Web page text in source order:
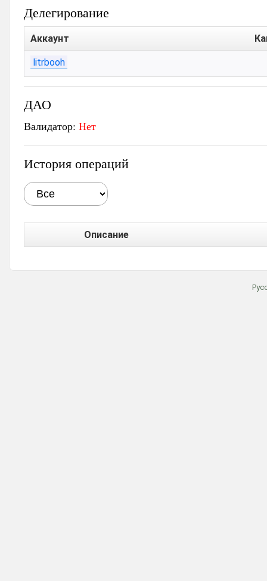
Делегирование
Аккаунт
litrbooh
ДАО
Валидатор: Нет
История операций
Описание